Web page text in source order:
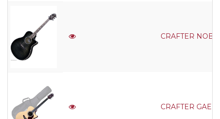
CRAFTER
CRAFTER GAE